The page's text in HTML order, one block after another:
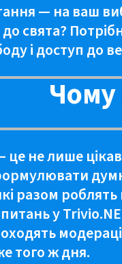
— на ваш
свята?
і доступ до
Чому
не лише
разом
у
того ж дня.